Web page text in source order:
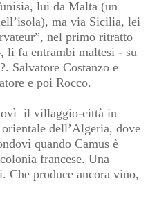
lui da Malta (un
ma via Sicilia, lei
nel primo ritratto
li fa entrambi maltesi - su
Salvatore Costanzo e
e poi Rocco.
il villaggio-città in
dell’Algeria, dove
quando Camus è
francese. Una
Che produce ancora vino,